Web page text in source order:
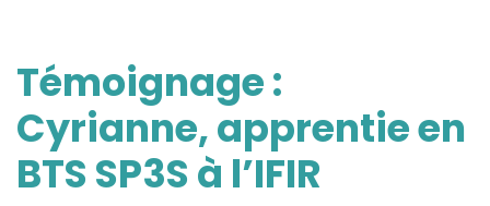
Témoignage :
Cyrianne, apprentie en
BTS SP3S à l’IFIR